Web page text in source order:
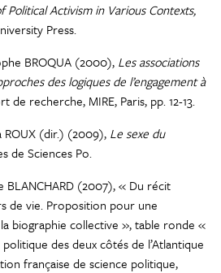
Political Activism in Various Contexts,
Press.
BROQUA (2000), Les associations
des logiques de l’engagement à
de recherche, MIRE, Paris, pp. 12-13.
ROUX (dir.) (2009), Le sexe du
de Sciences Po.
BLANCHARD (2007), « Du récit
de vie. Proposition pour une
biographie collective », table ronde «
des deux côtés de l’Atlantique
française de science politique,